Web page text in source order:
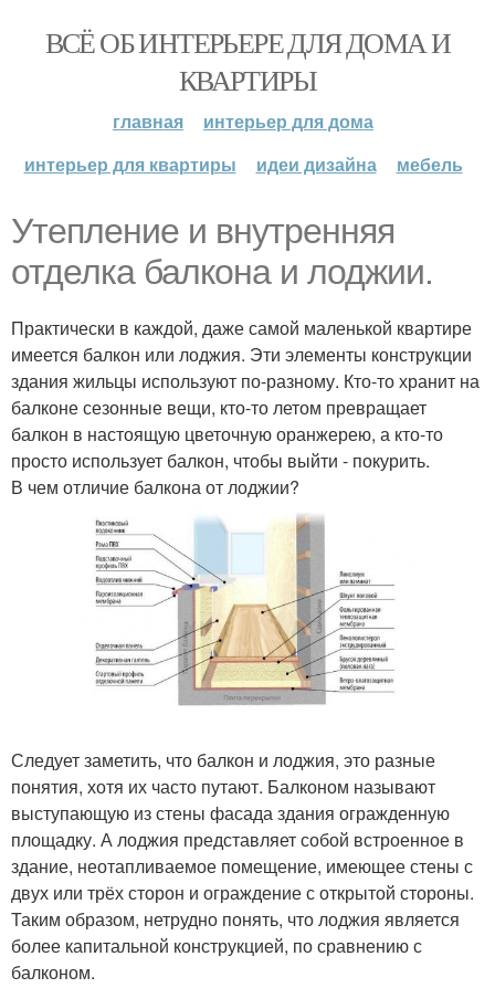
ВСЁ ОБ ИНТЕРЬЕРЕ ДЛЯ ДОМА И
КВАРТИРЫ
главная
интерьер для дома
интерьер для квартиры
идеи дизайна мебель
Утепление и внутренняя
отделка балкона и лоджии.
Практически в каждой, даже самой маленькой квартире
имеется балкон или лоджия. Эти элементы конструкции
здания жильцы используют по-разному. Кто-то хранит на
балконе сезонные вещи, кто-то летом превращает
балкон в настоящую цветочную оранжерею, а кто-то
просто использует балкон, чтобы выйти - покурить.
В чем отличие балкона от лоджии?
Следует заметить, что балкон и лоджия, это разные
понятия, хотя их часто путают. Балконом называют
выступающую из стены фасада здания огражденную
площадку. А лоджия представляет собой встроенное в
здание, неотапливаемое помещение, имеющее стены с
двух или трёх сторон и ограждение с открытой стороны.
Таким образом, нетрудно понять, что лоджия является
более капитальной конструкцией, по сравнению с
балконом.